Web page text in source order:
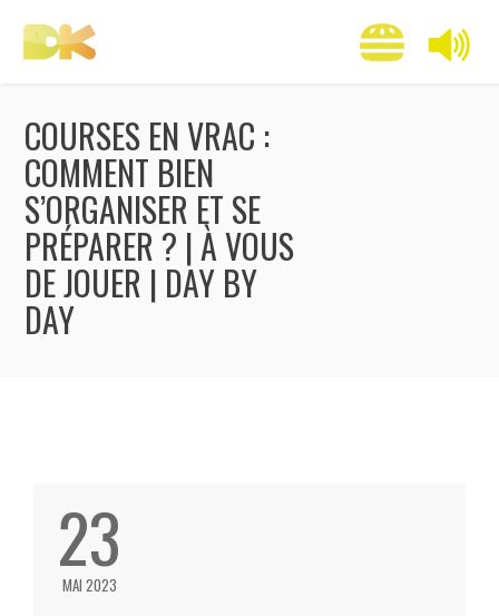
COURSES EN VRAC :
COMMENT BIEN
S’ORGANISER ET SE
PRÉPARER ? | À VOUS
DE JOUER | DAY BY
DAY
23
MAI 2023